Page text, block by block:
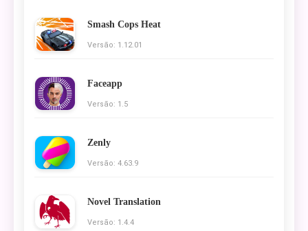
Smash Cops Heat
Versão: 1.12.01
Faceapp
Versão: 1.5
Zenly
Versão: 4.63.9
Novel Translation
Versão: 1.4.4